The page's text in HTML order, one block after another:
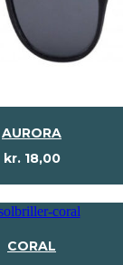
AURORA
kr.18,00
CORAL